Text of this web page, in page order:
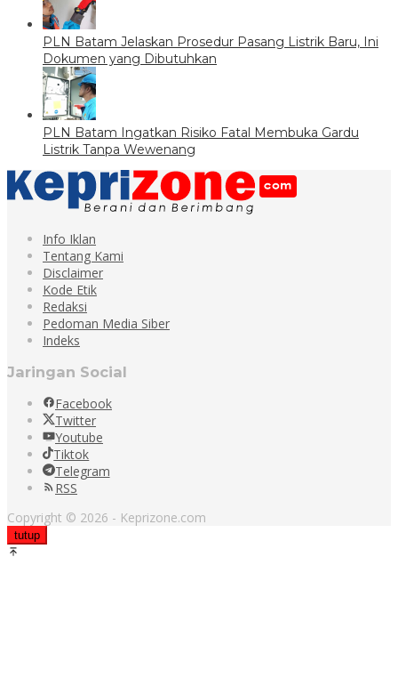
PLN Batam Jelaskan Prosedur Pasang Listrik Baru, Ini
Dokumen yang Dibutuhkan
PLN Batam Ingatkan Risiko Fatal Membuka Gardu
Listrik Tanpa Wewenang
Info Iklan
Tentang Kami
Disclaimer
Kode Etik
Redaksi
Pedoman Media Siber
Indeks
Jaringan Social
Facebook
Twitter
Youtube
Tiktok
Telegram
RSS
Copyright © 2026 - Keprizone.com
tutup